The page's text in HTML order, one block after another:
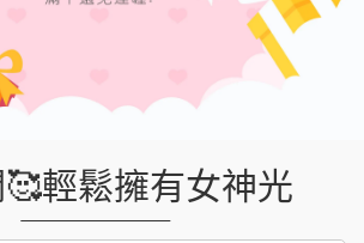
輕鬆擁有女神光